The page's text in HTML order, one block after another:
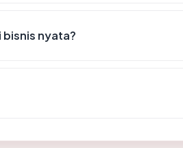
nyata?